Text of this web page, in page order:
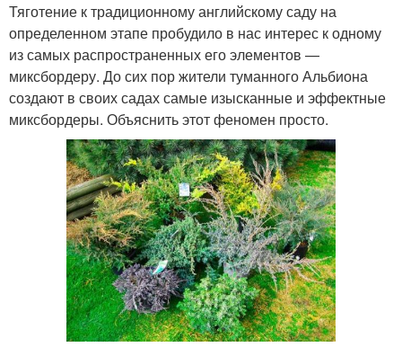
Тяготение к традиционному английскому саду на
определенном этапе пробудило в нас интерес к одному
из самых распространенных его элементов —
миксбордеру. До сих пор жители туманного Альбиона
создают в своих садах самые изысканные и эффектные
миксбордеры. Объяснить этот феномен просто.